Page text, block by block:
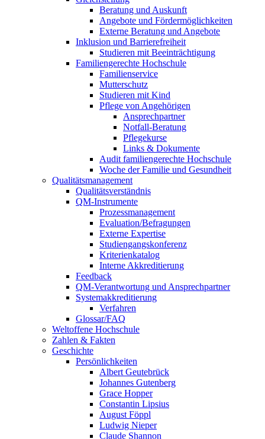
Beratung und Auskunft
Angebote und Fördermöglichkeiten
Externe Beratung und Angebote
Inklusion und Barrierefreiheit
Studieren mit Beeinträchtigung
Familiengerechte Hochschule
Familienservice
Mutterschutz
Studieren mit Kind
Pflege von Angehörigen
Ansprechpartner
Notfall-Beratung
Pflegekurse
Links & Dokumente
Audit familiengerechte Hochschule
Woche der Familie und Gesundheit
Qualitätsmanagement
Qualitätsverständnis
QM-Instrumente
Prozessmanagement
Evaluation/Befragungen
Externe Expertise
Studiengangskonferenz
Kriterienkatalog
Interne Akkreditierung
Feedback
QM-Verantwortung und Ansprechpartner
Systemakkreditierung
Verfahren
Glossar/FAQ
Weltoffene Hochschule
Zahlen & Fakten
Geschichte
Persönlichkeiten
Albert Geutebrück
Johannes Gutenberg
Grace Hopper
Constantin Lipsius
August Föppl
Ludwig Nieper
Claude Shannon